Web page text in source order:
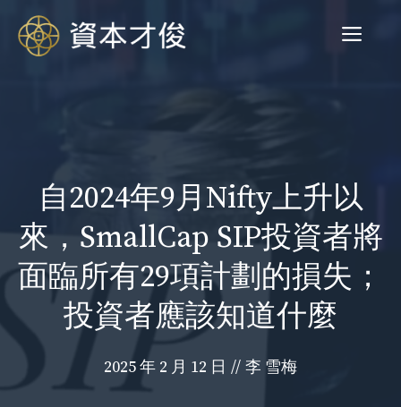
菜
自2024年9月Nifty上升以
來，SmallCap SIP投資者將
面臨所有29項計劃的損失；
投資者應該知道什麼
2025 年 2 月 12 日 // 李 雪梅